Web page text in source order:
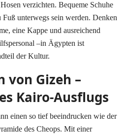
verzichten. Bequeme Schuhe
unterwegs sein werden. Denken
eine Kappe und ausreichend
–in Ägypten ist
der Kultur.
von Gizeh –
Kairo-Ausflugs
einen so tief beeindrucken wie der
des Cheops. Mit einer